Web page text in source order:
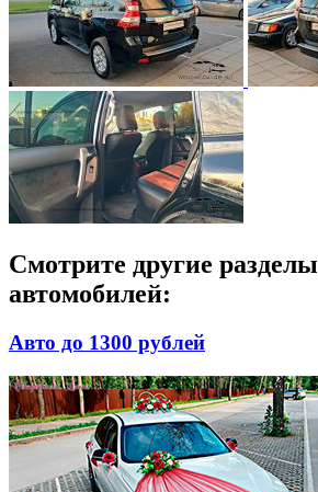
Смотрите другие разделы
автомобилей:
Авто до 1300 рублей